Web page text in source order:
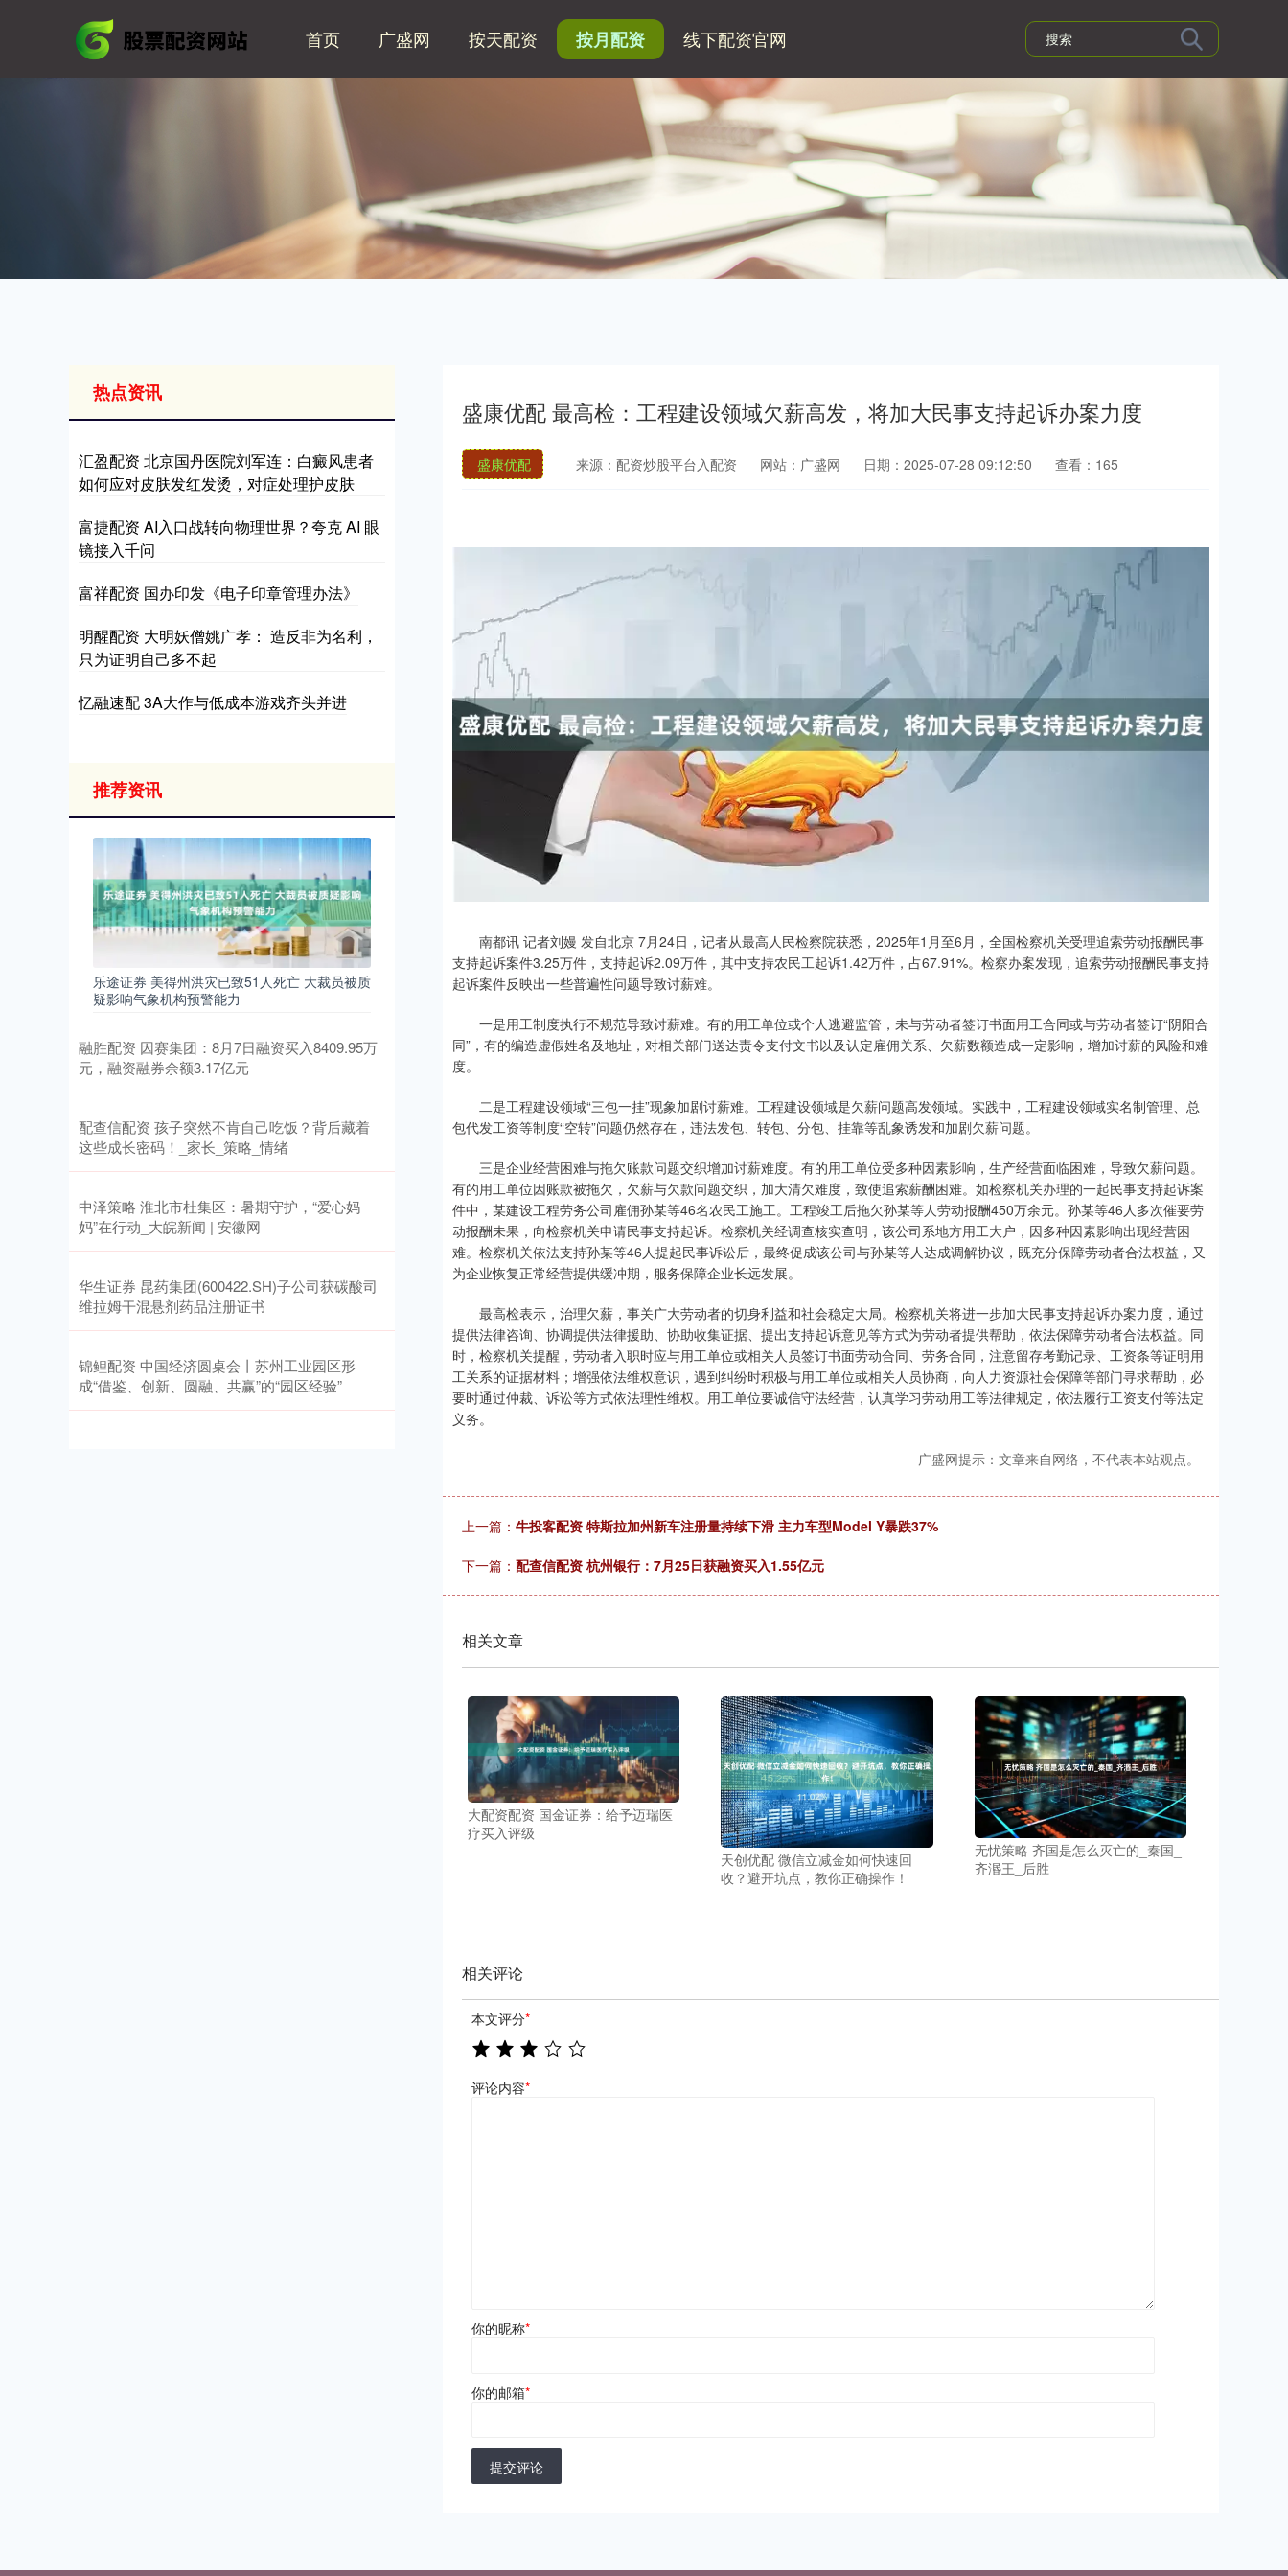
首页 广盛网 按天配资 按月配资 线下配资官网
盛康优配 最高检：工程建设领域欠薪高发，将加大民事支持起诉办案力度
盛康优配 来源：配资炒股平台入配资 网站：广盛网 日期：2025-07-28 09:12:50 查看：165
南都讯 记者刘嫚 发自北京 7月24日，记者从最高人民检察院获悉，2025年1月至6月，全国检察机关受理追索劳动报酬民事
支持起诉案件3.25万件，支持起诉2.09万件，其中支持农民工起诉1.42万件，占67.91%。检察办案发现，追索劳动报酬民事支持
起诉案件反映出一些普遍性问题导致讨薪难。
一是用工制度执行不规范导致讨薪难。有的用工单位或个人逃避监管，未与劳动者签订书面用工合同或与劳动者签订“阴阳合
同”，有的编造虚假姓名及地址，对相关部门送达责令支付文书以及认定雇佣关系、欠薪数额造成一定影响，增加讨薪的风险和难
度。
二是工程建设领域“三包一挂”现象加剧讨薪难。工程建设领域是欠薪问题高发领域。实践中，工程建设领域实名制管理、总
包代发工资等制度“空转”问题仍然存在，违法发包、转包、分包、挂靠等乱象诱发和加剧欠薪问题。
三是企业经营困难与拖欠账款问题交织增加讨薪难度。有的用工单位受多种因素影响，生产经营面临困难，导致欠薪问题。
有的用工单位因账款被拖欠，欠薪与欠款问题交织，加大清欠难度，致使追索薪酬困难。如检察机关办理的一起民事支持起诉案
件中，某建设工程劳务公司雇佣孙某等46名农民工施工。工程竣工后拖欠孙某等人劳动报酬450万余元。孙某等46人多次催要劳
动报酬未果，向检察机关申请民事支持起诉。检察机关经调查核实查明，该公司系地方用工大户，因多种因素影响出现经营困
难。检察机关依法支持孙某等46人提起民事诉讼后，最终促成该公司与孙某等人达成调解协议，既充分保障劳动者合法权益，又
为企业恢复正常经营提供缓冲期，服务保障企业长远发展。
最高检表示，治理欠薪，事关广大劳动者的切身利益和社会稳定大局。检察机关将进一步加大民事支持起诉办案力度，通过
提供法律咨询、协调提供法律援助、协助收集证据、提出支持起诉意见等方式为劳动者提供帮助，依法保障劳动者合法权益。同
时，检察机关提醒，劳动者入职时应与用工单位或相关人员签订书面劳动合同、劳务合同，注意留存考勤记录、工资条等证明用
工关系的证据材料；增强依法维权意识，遇到纠纷时积极与用工单位或相关人员协商，向人力资源社会保障等部门寻求帮助，必
要时通过仲裁、诉讼等方式依法理性维权。用工单位要诚信守法经营，认真学习劳动用工等法律规定，依法履行工资支付等法定
义务。
广盛网提示：文章来自网络，不代表本站观点。
上一篇： 牛投客配资 特斯拉加州新车注册量持续下滑 主力车型Model Y暴跌37%
下一篇： 配查信配资 杭州银行：7月25日获融资买入1.55亿元
相关文章
大配资配资 国金证券：给予迈瑞医
疗买入评级
天创优配 微信立减金如何快速回
收？避开坑点，教你正确操作！
无忧策略 齐国是怎么灭亡的_秦国_
齐湣王_后胜
相关评论
本文评分*
评论内容*
你的昵称*
你的邮箱*
提交评论
热点资讯
汇盈配资 北京国丹医院刘军连：白癜风患者
如何应对皮肤发红发烫，对症处理护皮肤
富捷配资 AI入口战转向物理世界？夸克 AI 眼
镜接入千问
富祥配资 国办印发《电子印章管理办法》
明醒配资 大明妖僧姚广孝： 造反非为名利，
只为证明自己多不起
忆融速配 3A大作与低成本游戏齐头并进
推荐资讯
乐途证券 美得州洪灾已致51人死亡 大裁员被质
疑影响气象机构预警能力
融胜配资 因赛集团：8月7日融资买入8409.95万
元，融资融券余额3.17亿元
配查信配资 孩子突然不肯自己吃饭？背后藏着
这些成长密码！_家长_策略_情绪
中泽策略 淮北市杜集区：暑期守护，“爱心妈
妈”在行动_大皖新闻 | 安徽网
华生证券 昆药集团(600422.SH)子公司获碳酸司
维拉姆干混悬剂药品注册证书
锦鲤配资 中国经济圆桌会丨苏州工业园区形
成“借鉴、创新、圆融、共赢”的“园区经验”